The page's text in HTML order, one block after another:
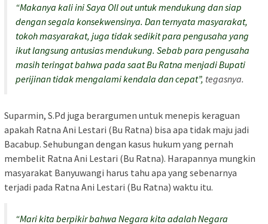
“Makanya kali ini Saya Oll out untuk mendukung dan siap
dengan segala konsekwensinya. Dan ternyata masyarakat,
tokoh masyarakat, juga tidak sedikit para pengusaha yang
ikut langsung antusias mendukung. Sebab para pengusaha
masih teringat bahwa pada saat Bu Ratna menjadi Bupati
perijinan tidak mengalami kendala dan cepat”, tegasnya.
Suparmin, S.Pd juga berargumen untuk menepis keraguan
apakah Ratna Ani Lestari (Bu Ratna) bisa apa tidak maju jadi
Bacabup. Sehubungan dengan kasus hukum yang pernah
membelit Ratna Ani Lestari (Bu Ratna). Harapannya mungkin
masyarakat Banyuwangi harus tahu apa yang sebenarnya
terjadi pada Ratna Ani Lestari (Bu Ratna) waktu itu.
“Mari kita berpikir bahwa Negara kita adalah Negara